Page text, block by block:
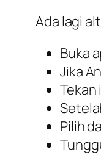
Ada lagi
Buka
Jika
Tekan
Pilih